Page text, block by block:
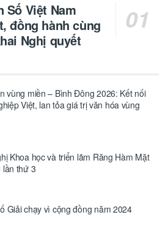
Số Việt Nam
đồng hành cùng
Nghị quyết
vùng miền – Bình Đông 2026: Kết nối
Việt, lan tỏa giá trị văn hóa vùng
Khoa học và triển lãm Răng Hàm Mặt
lần thứ 3
Giải chạy vì cộng đồng năm 2024